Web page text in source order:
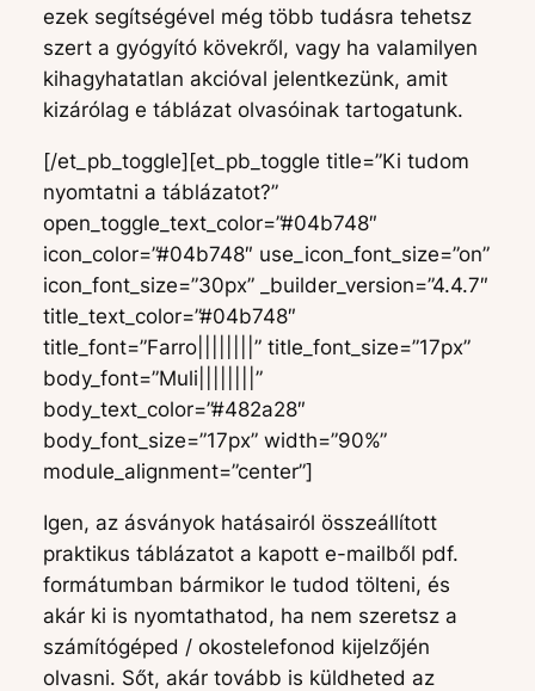
ezek segítségével még több tudásra tehetsz
szert a gyógyító kövekről, vagy ha valamilyen
kihagyhatatlan akcióval jelentkezünk, amit
kizárólag e táblázat olvasóinak tartogatunk.
[/et_pb_toggle][et_pb_toggle title=”Ki tudom
nyomtatni a táblázatot?”
open_toggle_text_color=”#04b748″
icon_color=”#04b748″ use_icon_font_size=”on”
icon_font_size=”30px” _builder_version=”4.4.7″
title_text_color=”#04b748″
title_font=”Farro||||||||” title_font_size=”17px”
body_font=”Muli||||||||”
body_text_color=”#482a28″
body_font_size=”17px” width=”90%”
module_alignment=”center”]
Igen, az ásványok hatásairól összeállított
praktikus táblázatot a kapott e-mailből pdf.
formátumban bármikor le tudod tölteni, és
akár ki is nyomtathatod, ha nem szeretsz a
számítógéped / okostelefonod kijelzőjén
olvasni. Sőt, akár tovább is küldheted az